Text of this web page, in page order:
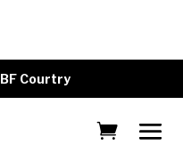
BF Courtry